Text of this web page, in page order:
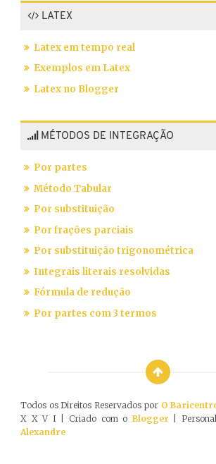
LATEX
Latex em tempo real
Exemplos em Latex
Latex no Blogger
MÉTODOS DE INTEGRAÇÃO
Por partes
Método Tabular
Por substituição
Por frações parciais
Por substituição trigonométrica
Integrais literais resolvidas
Fórmula de redução
Por partes com 3 termos
Todos os Direitos Reservados por O
X X V I | Criado com o Blogger |
Alexandre